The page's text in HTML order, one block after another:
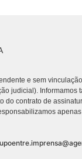
e sem
judicial). Informamos
do contrato de